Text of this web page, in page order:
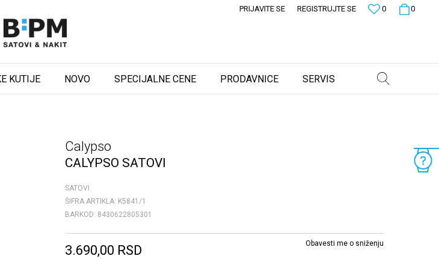
0
0
PRIJAVITE SE REGISTRUJTE SE
KUTIJE NOVO SPECIJALNE CENE PRODAVNICE SERVIS
Calypso
CALYPSO SATOVI
SATOVI
ŠIFRA ARTIKLA: K5841/1
BARKOD: 8430622805301
3.690,00 RSD Obavesti me o sniženju